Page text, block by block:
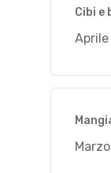
Cibi e
Aprile